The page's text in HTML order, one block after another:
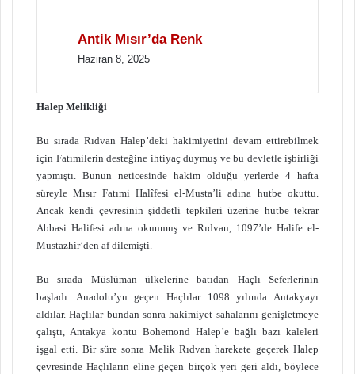
Antik Mısır’da Renk
Haziran 8, 2025
Halep Melikliği
Bu sırada Rıdvan Halep’deki hakimiyetini devam ettirebilmek
için Fatımilerin desteğine ihtiyaç duymuş ve bu devletle işbirliği
yapmıştı. Bunun neticesinde hakim olduğu yerlerde 4 hafta
süreyle Mısır Fatımi Halîfesi el-Musta’li adına hutbe okuttu.
Ancak kendi çevresinin şiddetli tepkileri üzerine hutbe tekrar
Abbasi Halifesi adına okunmuş ve Rıdvan, 1097’de Halife el-
Mustazhir’den af dilemişti.
Bu sırada Müslüman ülkelerine batıdan Haçlı Seferlerinin
başladı. Anadolu’yu geçen Haçlılar 1098 yılında Antakyayı
aldılar. Haçlılar bundan sonra hakimiyet sahalarını genişletmeye
çalıştı, Antakya kontu Bohemond Halep’e bağlı bazı kaleleri
işgal etti. Bir süre sonra Melik Rıdvan harekete geçerek Halep
çevresinde Haçlıların eline geçen birçok yeri geri aldı, böylece